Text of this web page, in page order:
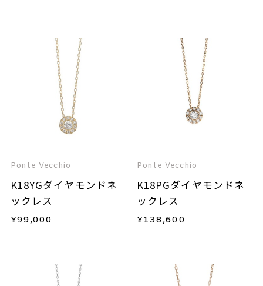
Ponte Vecchio
K18YGダイヤモンドネ
ックレス
¥99,000
Ponte Vecchio
K18PGダイヤモンドネ
ックレス
¥138,600